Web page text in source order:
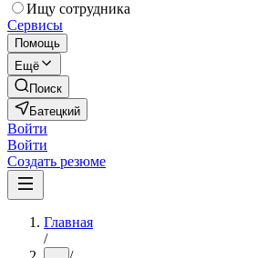
Ищу сотрудника
Сервисы
Помощь
Ещё
Поиск
Батецкий
Войти
Войти
Создать резюме
Главная
/